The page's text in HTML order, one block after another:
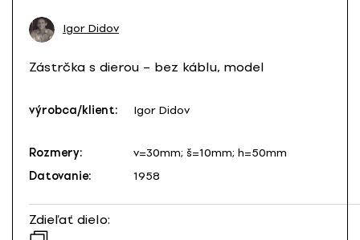
Igor Didov
Zástrčka s dierou – bez káblu, model
výrobca/klient: Igor Didov
Rozmery:
v=30mm; š=10mm; h=50mm
Datovanie:
1958
Zdieľať dielo: